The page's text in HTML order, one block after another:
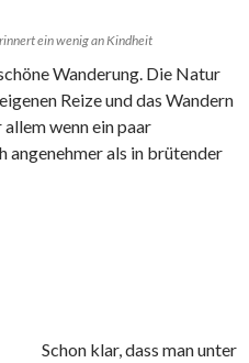
ein wenig an Kindheit
Wanderung. Die Natur
Reize und das Wandern
wenn ein paar
angenehmer als in brütender
Schon klar, dass man unter